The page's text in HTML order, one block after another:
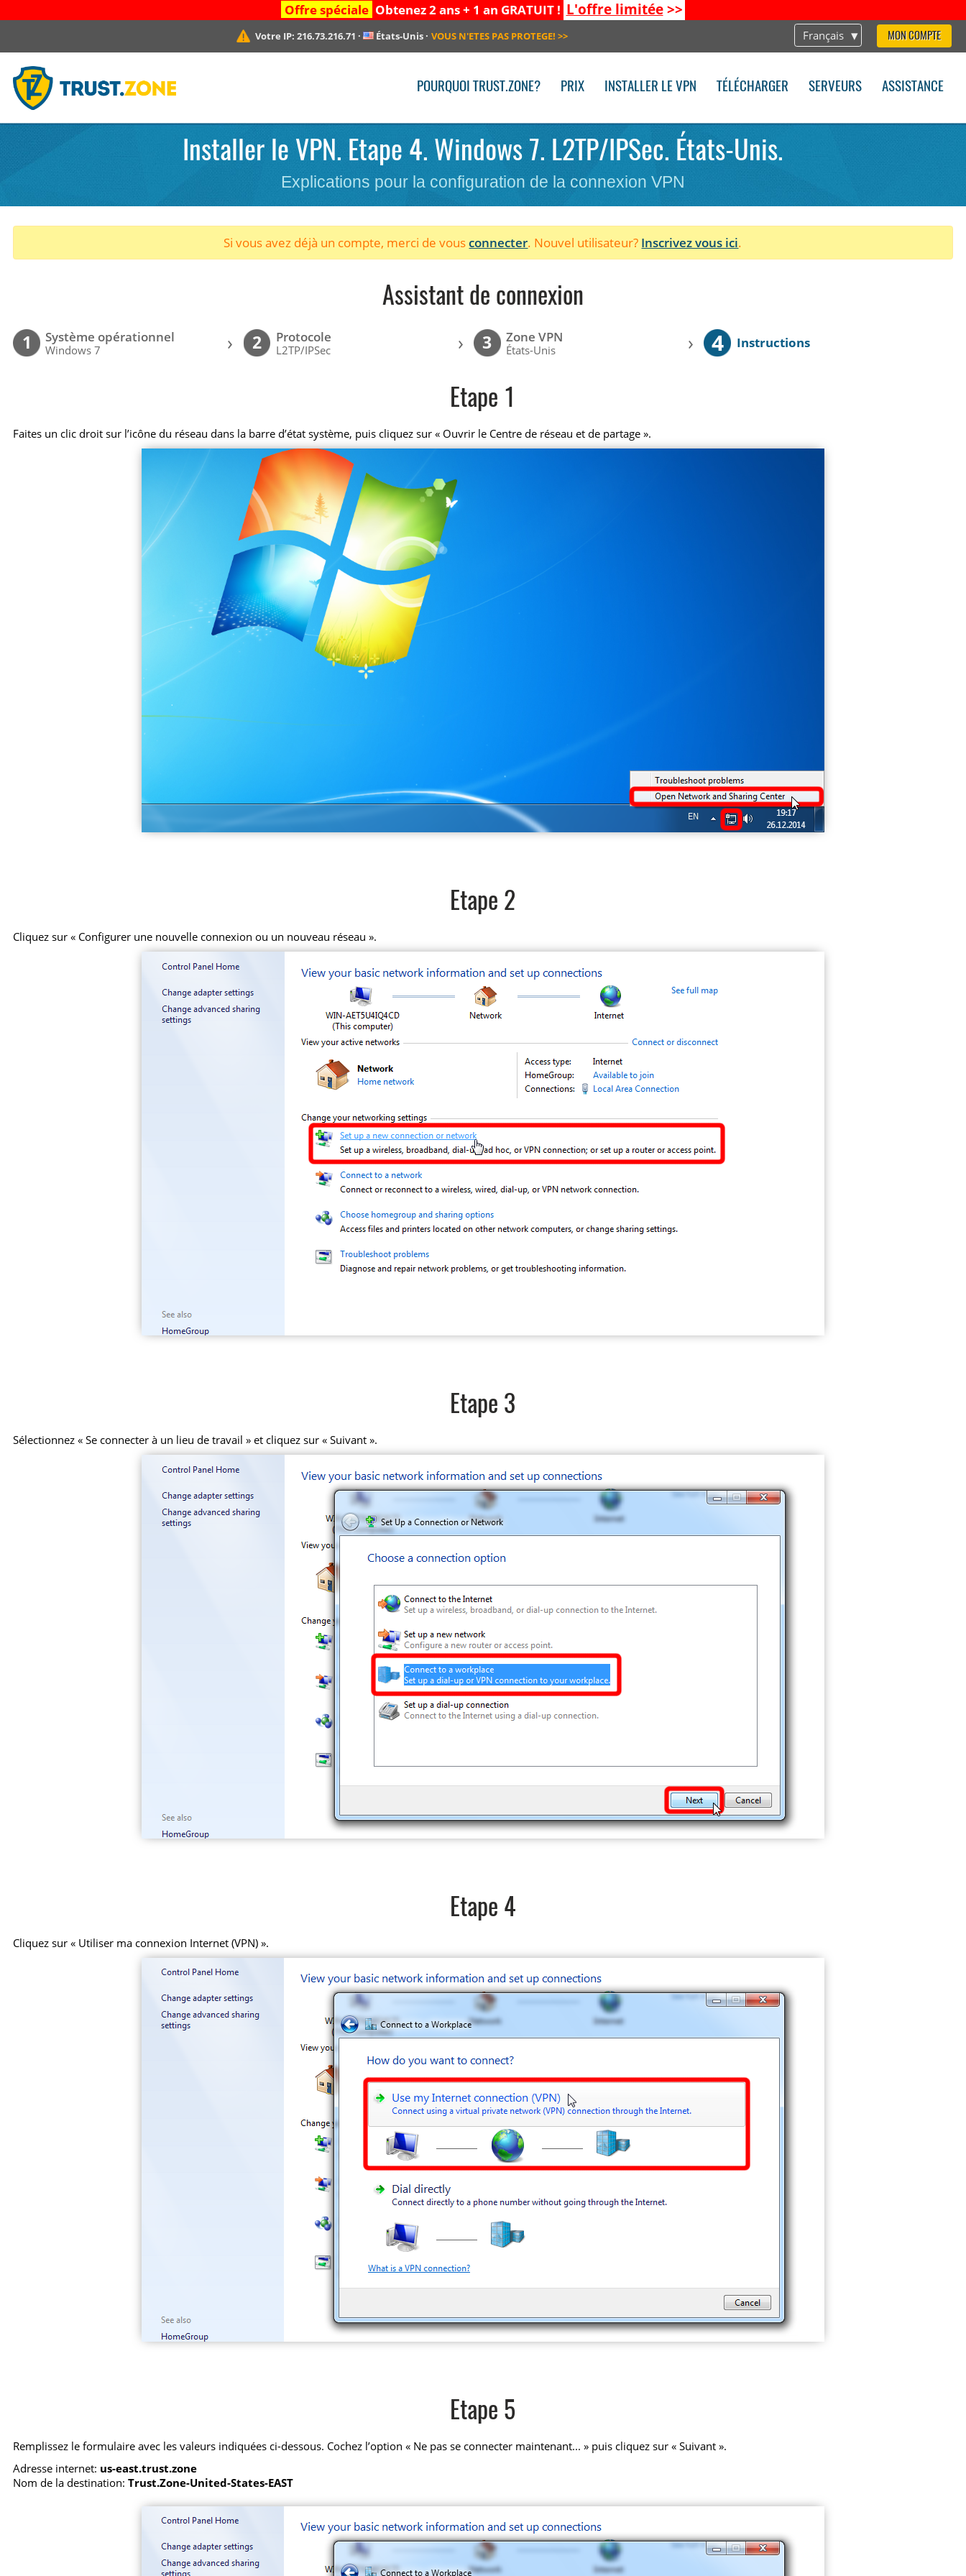
Offre spéciale Obtenez 2 ans + 1 an GRATUIT ! L'offre limitée>>
Français MON COMPTE
Votre IP:216.73.216.71 · États-Unis · VOUS N'ETES PAS PROTEGE! >>
POURQUOI TRUST.ZONE? PRIX INSTALLER LE VPN TÉLÉCHARGER SERVEURS ASSISTANCE
Installer le VPN. Etape 4. Windows 7. L2TP/IPSec. États-Unis.
Explications pour la configuration de la connexion VPN
Si vous avez déjà un compte, merci de vousconnecter. Nouvel utilisateur? Inscrivez vous ici.
Assistant de connexion
1 Système opérationnel
Windows 7 › 2 Protocole
L2TP/IPSec › 3 Zone VPN
États-Unis › 4 Instructions
Etape 1
Faites un clic droit sur l’icône du réseau dans la barre d’état système, puis cliquez sur « Ouvrir le Centre de réseau et de partage ».
Etape 2
Cliquez sur « Configurer une nouvelle connexion ou un nouveau réseau ».
Etape 3
Sélectionnez « Se connecter à un lieu de travail » et cliquez sur « Suivant ».
Etape 4
Cliquez sur « Utiliser ma connexion Internet (VPN) ».
Etape 5
Remplissez le formulaire avec les valeurs indiquées ci-dessous. Cochez l’option « Ne pas se connecter maintenant... » puis cliquez sur « Suivant ».
Adresse internet: us-east.trust.zone
Nom de la destination:Trust.Zone-United-States-EAST